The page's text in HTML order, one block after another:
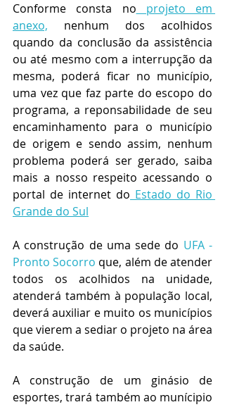
Conforme consta no projeto em
anexo, nenhum dos acolhidos
quando da conclusão da assistência
ou até mesmo com a interrupção da
mesma, poderá ficar no município,
uma vez que faz parte do escopo do
programa, a reponsabilidade de seu
encaminhamento para o município
de origem e sendo assim, nenhum
problema poderá ser gerado, saiba
mais a nosso respeito acessando o
portal de internet do Estado do Rio
Grande do Sul
A construção de uma sede do UFA -
Pronto Socorro que, além de atender
todos os acolhidos na unidade,
atenderá também à população local,
deverá auxiliar e muito os municípios
que vierem a sediar o projeto na área
da saúde.
A construção de um ginásio de
esportes, trará também ao munícipio